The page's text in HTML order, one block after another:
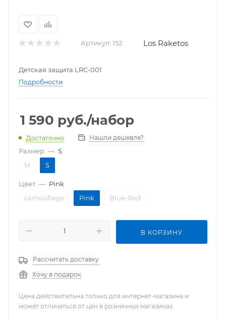
Артикул: 152 Los Raketos
Детская защита LRС-001
Подробности
1 590 руб./набор
Достаточно Нашли дешевле?
Размер — S
M
S
Цвет — Pink
camouflage
Pink Blue-Red
В КОРЗИНУ
Рассчитать доставку
Хочу в подарок
Цена действительна только для интернет-магазина и
может отличаться от цен в розничных магазинах